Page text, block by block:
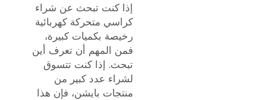
إذا كنت تبحث عن شراء
كراسي متحركة كهربائية
رخيصة بكميات كبيرة،
فمن المهم أن تعرف أين
تبحث. إذا كنت تتسوق
لشراء عدد كبير من
منتجات بايشن، فإن هذا